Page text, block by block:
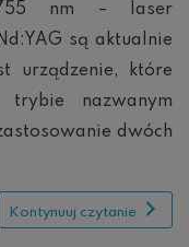
nm – laser
są aktualnie
urządzenie, które
nazwanym
dwóch
Kontynuuj czytanie